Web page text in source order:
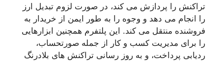
تراکنش را پردازش می کند، در صورت لزوم تبدیل ارز
را انجام می دهد و وجوه را به طور ایمن از خریدار به
فروشنده منتقل می کند. این پلتفرم همچنین ابزارهایی
را برای مدیریت کسب و کار از جمله صورتحساب،
ردیابی پرداخت، و به روز رسانی تراکنش های بلادرنگ